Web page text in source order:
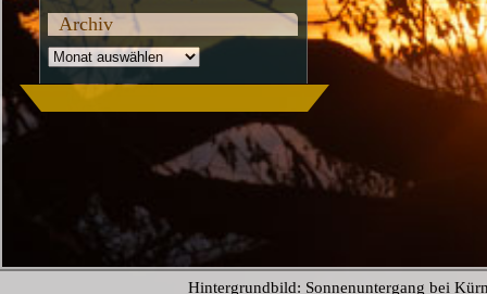
Archiv
Archiv
Hintergrundbild: Sonnenuntergang bei